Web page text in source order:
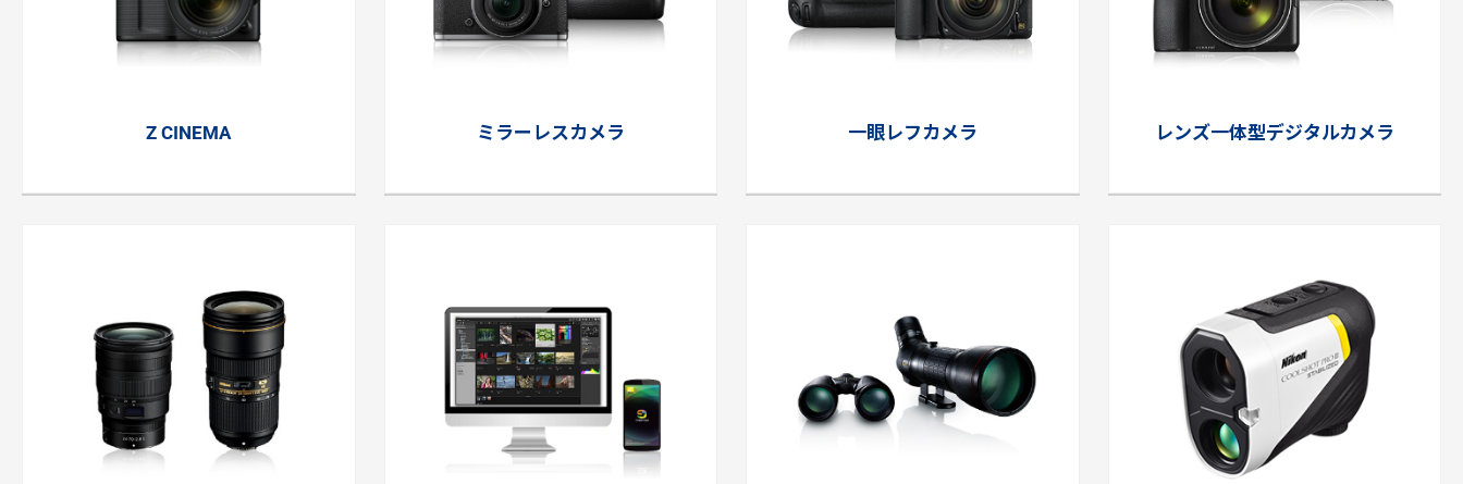
Z CINEMA ミラーレスカメラ 一眼レフカメラ レンズ一体型デジタルカメラ